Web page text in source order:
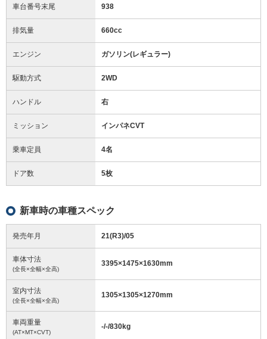
車台番号末尾 938
排気量 660cc
エンジン ガソリン(レギュラー)
駆動方式 2WD
ハンドル 右
ミッション インパネCVT
乗車定員 4名
ドア数 5枚
新車時の車種スペック
発売年月 21(R3)/05
車体寸法
(全長×全幅×全高)
3395×1475×1630mm
室内寸法
(全長×全幅×全高)
1305×1305×1270mm
車両重量
(AT×MT×CVT)
-/-/830kg